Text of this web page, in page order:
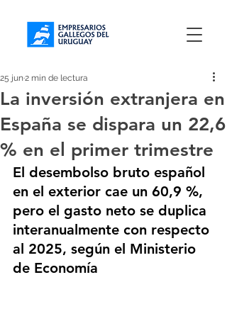
La inversión extranjera en
España se dispara un 22,6
% en el primer trimestre
25 jun2 min de lectura
El desembolso bruto español
en el exterior cae un 60,9 %,
pero el gasto neto se duplica
interanualmente con respecto
al 2025, según el Ministerio
de Economía